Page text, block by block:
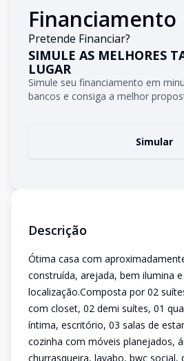
Financiamento
Pretende Financiar?
SIMULE AS MELHORES
LUGAR
Simule seu financiamento em
bancos e consiga a melhor
Simular
Descrição
Ótima casa com
construída, arejada, bem ilumina
localização.Composta por 02
com closet, 02 demi suítes, 01
íntima, escritório, 03 salas de
cozinha com móveis planejados,
churrasqueira, lavabo, bwc social,